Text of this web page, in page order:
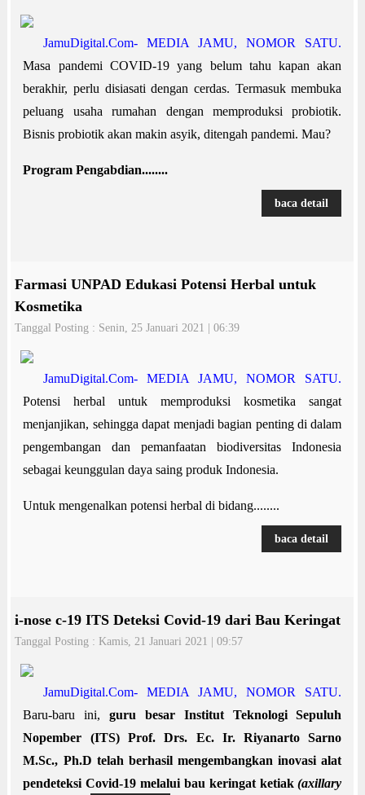
JamuDigital.Com- MEDIA JAMU, NOMOR SATU.
Masa pandemi COVID-19 yang belum tahu kapan akan
berakhir, perlu disiasati dengan cerdas. Termasuk membuka
peluang usaha rumahan dengan memproduksi probiotik.
Bisnis probiotik akan makin asyik, ditengah pandemi. Mau?
Program Pengabdian........
baca detail
Farmasi UNPAD Edukasi Potensi Herbal untuk
Kosmetika
Tanggal Posting : Senin, 25 Januari 2021 | 06:39
JamuDigital.Com- MEDIA JAMU, NOMOR SATU.
Potensi herbal untuk memproduksi kosmetika sangat
menjanjikan, sehingga dapat menjadi bagian penting di dalam
pengembangan dan pemanfaatan biodiversitas Indonesia
sebagai keunggulan daya saing produk Indonesia.
Untuk mengenalkan potensi herbal di bidang........
baca detail
i-nose c-19 ITS Deteksi Covid-19 dari Bau Keringat
Tanggal Posting : Kamis, 21 Januari 2021 | 09:57
JamuDigital.Com- MEDIA JAMU, NOMOR SATU.
Baru-baru ini,guru besar Institut Teknologi Sepuluh
Nopember (ITS) Prof. Drs. Ec. Ir. Riyanarto Sarno
M.Sc., Ph.D telah berhasil mengembangkan inovasi alat
pendeteksi Covid-19 melalui bau keringat ketiak(axillary